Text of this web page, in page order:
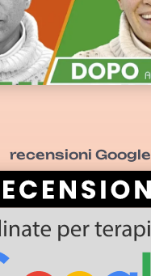
recensioni Google